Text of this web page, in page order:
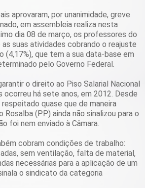
aprovaram, por unanimidade, greve
em assembleia realiza nesta
dia 08 de março, os professores do
as suas atividades cobrando o reajuste
(4,17%), que tem a sua data-base em
pelo Governo Federal.
o direito ao Piso Salarial Nacional
ocorreu há sete anos, em 2012. Desde
quase que de maneira
(PP) ainda não sinalizou para o
foi nem enviado à Câmara.
cobram condições de trabalho:
sem ventilação, falta de material,
necessárias para a aplicação de um
o sindicato da categoria